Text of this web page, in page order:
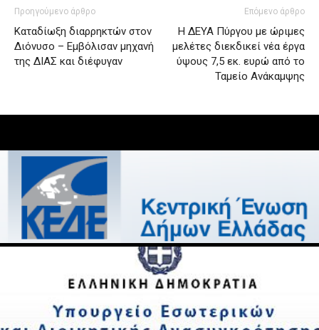
Προηγούμενο άρθρο
Καταδίωξη διαρρηκτών στον
Διόνυσο – Εμβόλισαν μηχανή
της ΔΙΑΣ και διέφυγαν
Επόμενο άρθρο
Η ΔΕΥΑ Πύργου με ώριμες
μελέτες διεκδικεί νέα έργα
ύψους 7,5 εκ. ευρώ από το
Ταμείο Ανάκαμψης